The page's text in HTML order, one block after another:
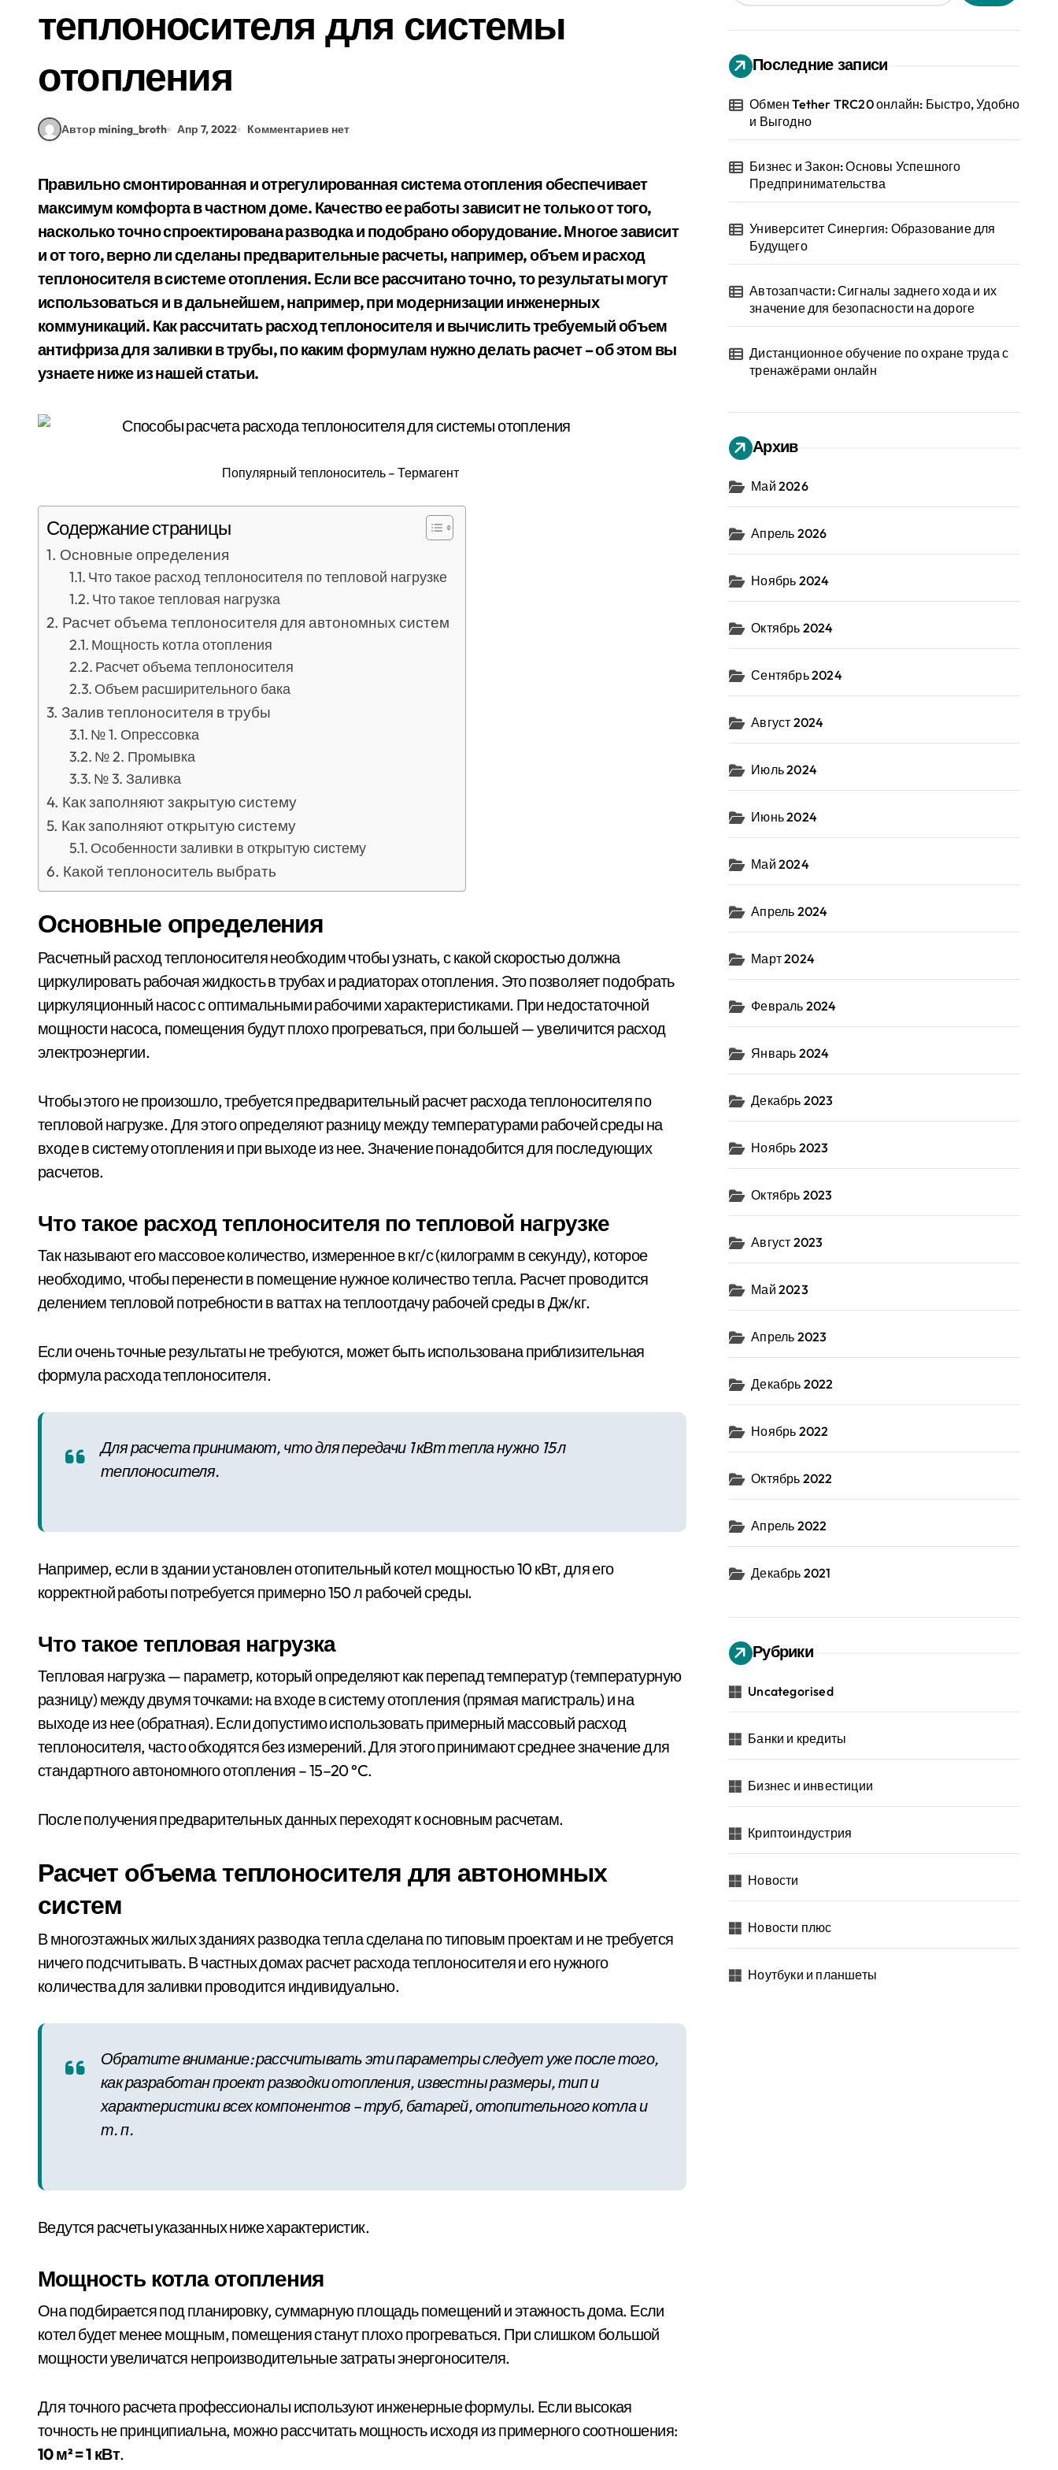
теплоносителя для системы
отопления
Автор mining_broth Апр 7, 2022 Комментариев нет
Правильно смонтированная и отрегулированная система отопления обеспечивает
максимум комфорта в частном доме. Качество ее работы зависит не только от того,
насколько точно спроектирована разводка и подобрано оборудование. Многое зависит
и от того, верно ли сделаны предварительные расчеты, например, объем и расход
теплоносителя в системе отопления. Если все рассчитано точно, то результаты могут
использоваться и в дальнейшем, например, при модернизации инженерных
коммуникаций. Как рассчитать расход теплоносителя и вычислить требуемый объем
антифриза для заливки в трубы, по каким формулам нужно делать расчет – об этом вы
узнаете ниже из нашей статьи.
Популярный теплоноситель – Термагент
Содержание страницы
Основные определения
Что такое расход теплоносителя по тепловой нагрузке
Что такое тепловая нагрузка
Расчет объема теплоносителя для автономных систем
Мощность котла отопления
Расчет объема теплоносителя
Объем расширительного бака
Залив теплоносителя в трубы
№ 1. Опрессовка
№ 2. Промывка
№ 3. Заливка
Как заполняют закрытую систему
Как заполняют открытую систему
Особенности заливки в открытую систему
Какой теплоноситель выбрать
Основные определения
Расчетный расход теплоносителя необходим чтобы узнать, с какой скоростью должна
циркулировать рабочая жидкость в трубах и радиаторах отопления. Это позволяет подобрать
циркуляционный насос с оптимальными рабочими характеристиками. При недостаточной
мощности насоса, помещения будут плохо прогреваться, при большей — увеличится расход
электроэнергии.
Чтобы этого не произошло, требуется предварительный расчет расхода теплоносителя по
тепловой нагрузке. Для этого определяют разницу между температурами рабочей среды на
входе в систему отопления и при выходе из нее. Значение понадобится для последующих
расчетов.
Что такое расход теплоносителя по тепловой нагрузке
Так называют его массовое количество, измеренное в кг/с (килограмм в секунду), которое
необходимо, чтобы перенести в помещение нужное количество тепла. Расчет проводится
делением тепловой потребности в ваттах на теплоотдачу рабочей среды в Дж/кг.
Если очень точные результаты не требуются, может быть использована приблизительная
формула расхода теплоносителя.
Для расчета принимают, что для передачи 1 кВт тепла нужно 15 л
теплоносителя.
Например, если в здании установлен отопительный котел мощностью 10 кВт, для его
корректной работы потребуется примерно 150 л рабочей среды.
Что такое тепловая нагрузка
Тепловая нагрузка — параметр, который определяют как перепад температур (температурную
разницу) между двумя точками: на входе в систему отопления (прямая магистраль) и на
выходе из нее (обратная). Если допустимо использовать примерный массовый расход
теплоносителя, часто обходятся без измерений. Для этого принимают среднее значение для
стандартного автономного отопления – 15–20 °C.
После получения предварительных данных переходят к основным расчетам.
Расчет объема теплоносителя для автономных
систем
В многоэтажных жилых зданиях разводка тепла сделана по типовым проектам и не требуется
ничего подсчитывать. В частных домах расчет расхода теплоносителя и его нужного
количества для заливки проводится индивидуально.
Обратите внимание: рассчитывать эти параметры следует уже после того,
как разработан проект разводки отопления, известны размеры, тип и
характеристики всех компонентов – труб, батарей, отопительного котла и
т. п.
Ведутся расчеты указанных ниже характеристик.
Мощность котла отопления
Она подбирается под планировку, суммарную площадь помещений и этажность дома. Если
котел будет менее мощным, помещения станут плохо прогреваться. При слишком большой
мощности увеличатся непроизводительные затраты энергоносителя.
Для точного расчета профессионалы используют инженерные формулы. Если высокая
точность не принципиальна, можно рассчитать мощность исходя из примерного соотношения:
10 м² = 1 кВт.
Последние записи
Обмен Tether TRC20 онлайн: Быстро, Удобно
и Выгодно
Бизнес и Закон: Основы Успешного
Предпринимательства
Университет Синергия: Образование для
Будущего
Автозапчасти: Сигналы заднего хода и их
значение для безопасности на дороге
Дистанционное обучение по охране труда с
тренажёрами онлайн
Архив
Май 2026
Апрель 2026
Ноябрь 2024
Октябрь 2024
Сентябрь 2024
Август 2024
Июль 2024
Июнь 2024
Май 2024
Апрель 2024
Март 2024
Февраль 2024
Январь 2024
Декабрь 2023
Ноябрь 2023
Октябрь 2023
Август 2023
Май 2023
Апрель 2023
Декабрь 2022
Ноябрь 2022
Октябрь 2022
Апрель 2022
Декабрь 2021
Рубрики
Uncategorised
Банки и кредиты
Бизнес и инвестиции
Криптоиндустрия
Новости
Новости плюс
Ноутбуки и планшеты